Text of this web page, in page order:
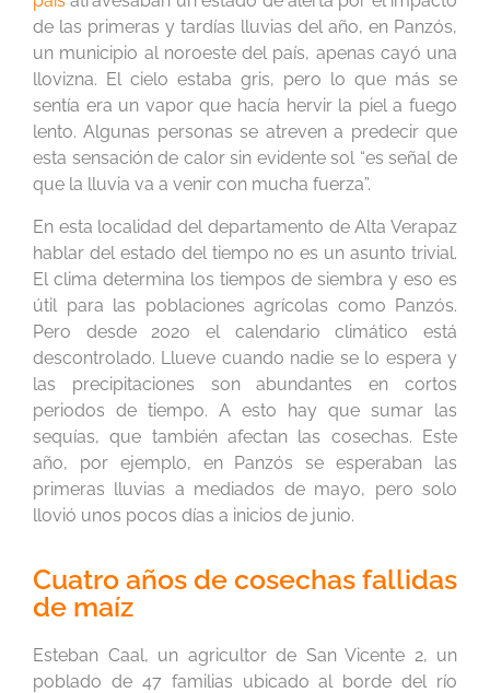
de las primeras y tardías lluvias del año, en Panzós,
un municipio al noroeste del país, apenas cayó una
llovizna. El cielo estaba gris, pero lo que más se
sentía era un vapor que hacía hervir la piel a fuego
lento. Algunas personas se atreven a predecir que
esta sensación de calor sin evidente sol “es señal de
que la lluvia va a venir con mucha fuerza”.
En esta localidad del departamento de Alta Verapaz
hablar del estado del tiempo no es un asunto trivial.
El clima determina los tiempos de siembra y eso es
útil para las poblaciones agrícolas como Panzós.
Pero desde 2020 el calendario climático está
descontrolado. Llueve cuando nadie se lo espera y
las precipitaciones son abundantes en cortos
periodos de tiempo. A esto hay que sumar las
sequías, que también afectan las cosechas. Este
año, por ejemplo, en Panzós se esperaban las
primeras lluvias a mediados de mayo, pero solo
llovió unos pocos días a inicios de junio.
Cuatro años de cosechas fallidas
de maíz
Esteban Caal, un agricultor de San Vicente 2, un
poblado de 47 familias ubicado al borde del río